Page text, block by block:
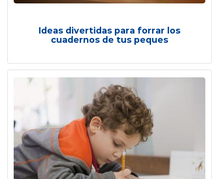
Ideas divertidas para forrar los
cuadernos de tus peques